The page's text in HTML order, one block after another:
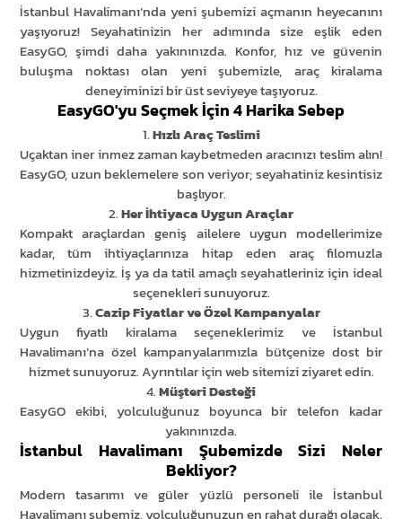
REZERVASYON
ARA
İstanbul Havalimanı’nda yeni şubemizi açmanın heyecanını
yaşıyoruz! Seyahatinizin her adımında size eşlik eden
EasyGO, şimdi daha yakınınızda. Konfor, hız ve güvenin
buluşma noktası olan yeni şubemizle, araç kiralama
deneyiminizi bir üst seviyeye taşıyoruz.
EasyGO'yu Seçmek İçin 4 Harika Sebep
1.Hızlı Araç Teslimi
Uçaktan iner inmez zaman kaybetmeden aracınızı teslim alın!
EasyGO, uzun beklemelere son veriyor; seyahatiniz kesintisiz
başlıyor.
2.Her İhtiyaca Uygun Araçlar
Kompakt araçlardan geniş ailelere uygun modellerimize
kadar, tüm ihtiyaçlarınıza hitap eden araç filomuzla
hizmetinizdeyiz. İş ya da tatil amaçlı seyahatleriniz için ideal
seçenekleri sunuyoruz.
3.Cazip Fiyatlar ve Özel Kampanyalar
Uygun fiyatlı kiralama seçeneklerimiz ve İstanbul
Havalimanı’na özel kampanyalarımızla bütçenize dost bir
hizmet sunuyoruz. Ayrıntılar için web sitemizi ziyaret edin.
4.Müşteri Desteği
EasyGO ekibi, yolculuğunuz boyunca bir telefon kadar
yakınınızda.
İstanbul Havalimanı Şubemizde Sizi Neler
Bekliyor?
Modern tasarımı ve güler yüzlü personeli ile İstanbul
Havalimanı şubemiz, yolculuğunuzun en rahat durağı olacak.